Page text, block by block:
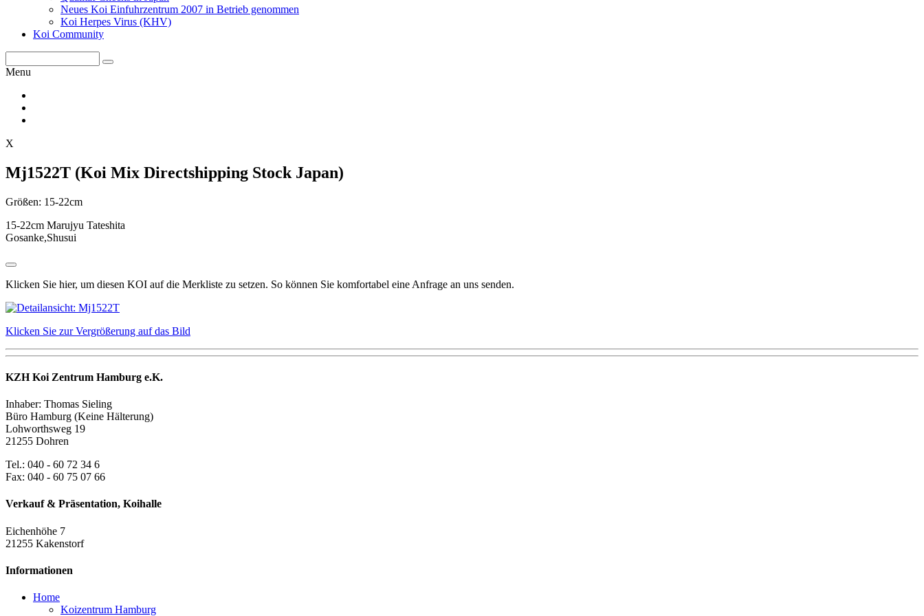
Neues Koi Einfuhrzentrum 2007 in Betrieb genommen
Koi Herpes Virus (KHV)
Koi Community
Menu
X
Mj1522T (Koi Mix Directshipping Stock Japan)
Größen: 15-22cm
15-22cm Marujyu Tateshita
Gosanke,Shusui
Klicken Sie hier, um diesen KOI auf die Merkliste zu setzen. So können Sie komfortabel eine Anfrage an uns senden.
Klicken Sie zur Vergrößerung auf das Bild
KZH Koi Zentrum Hamburg e.K.
Inhaber: Thomas Sieling
Büro Hamburg (Keine Hälterung)
Lohworthsweg 19
21255 Dohren
Tel.: 040 - 60 72 34 6
Fax: 040 - 60 75 07 66
Verkauf & Präsentation, Koihalle
Eichenhöhe 7
21255 Kakenstorf
Informationen
Home
Koizentrum Hamburg